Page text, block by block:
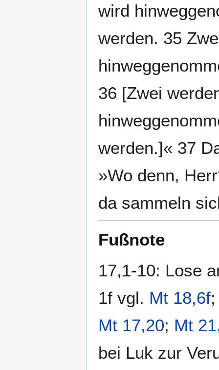
wird
werden. 35
36 [Zwei
werden.]« 37
»Wo denn,
da sammeln
Fußnote
17,1-10: Lose
1f vgl. Mt 18,6f
Mt 17,20; Mt
bei Luk zur